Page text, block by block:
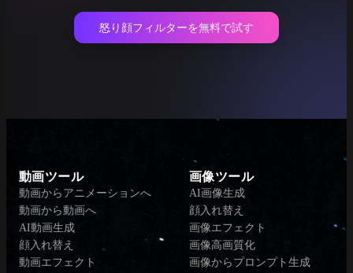
怒り顔フィルターを無料で試す
動画ツール
動画からアニメーションへ
動画から動画へ
AI動画生成
顔入れ替え
動画エフェクト
画像ツール
AI画像生成
顔入れ替え
画像エフェクト
画像高画質化
画像からプロンプト生成